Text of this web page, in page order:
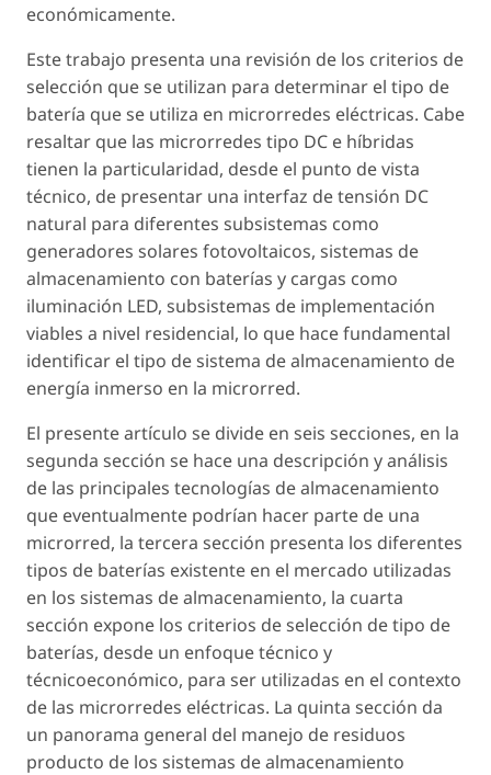
económicamente.
Este trabajo presenta una revisión de los criterios de
selección que se utilizan para determinar el tipo de
batería que se utiliza en microrredes eléctricas. Cabe
resaltar que las microrredes tipo DC e híbridas
tienen la particularidad, desde el punto de vista
técnico, de presentar una interfaz de tensión DC
natural para diferentes subsistemas como
generadores solares fotovoltaicos, sistemas de
almacenamiento con baterías y cargas como
iluminación LED, subsistemas de implementación
viables a nivel residencial, lo que hace fundamental
identificar el tipo de sistema de almacenamiento de
energía inmerso en la microrred.
El presente artículo se divide en seis secciones, en la
segunda sección se hace una descripción y análisis
de las principales tecnologías de almacenamiento
que eventualmente podrían hacer parte de una
microrred, la tercera sección presenta los diferentes
tipos de baterías existente en el mercado utilizadas
en los sistemas de almacenamiento, la cuarta
sección expone los criterios de selección de tipo de
baterías, desde un enfoque técnico y
técnicoeconómico, para ser utilizadas en el contexto
de las microrredes eléctricas. La quinta sección da
un panorama general del manejo de residuos
producto de los sistemas de almacenamiento